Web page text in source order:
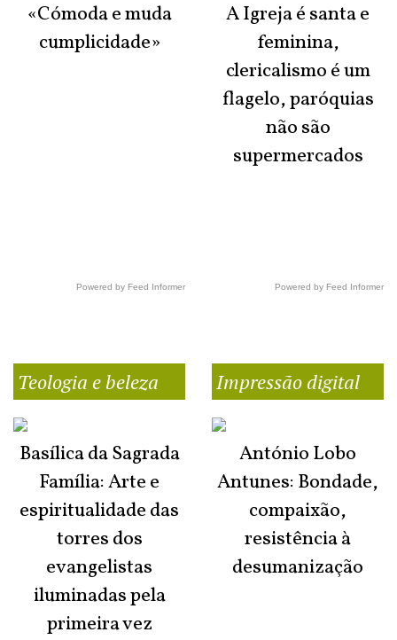
«Cómoda e muda
cumplicidade»
Powered by Feed Informer
A Igreja é santa e
feminina,
clericalismo é um
flagelo, paróquias
não são
supermercados
Powered by Feed Informer
Teologia e beleza
Basílica da Sagrada
Família: Arte e
espiritualidade das
torres dos
evangelistas
iluminadas pela
primeira vez
Impressão digital
António Lobo
Antunes: Bondade,
compaixão,
resistência à
desumanização